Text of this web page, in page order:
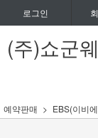
로그인
(주)쇼군
예약판매 EBS(이비